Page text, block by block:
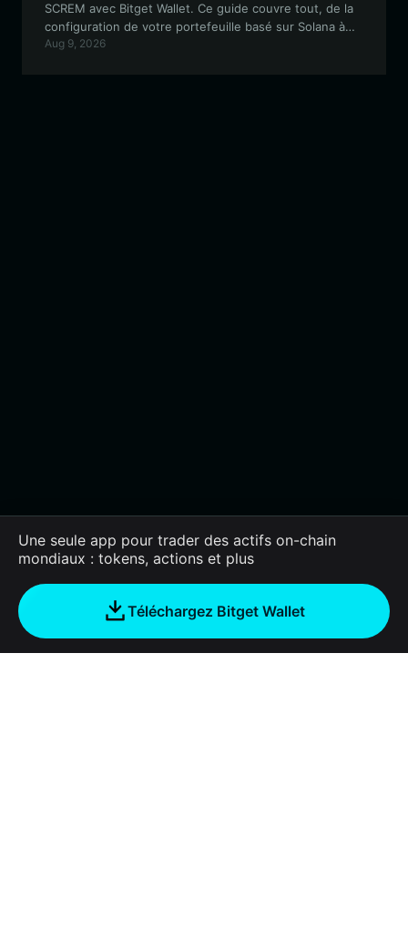
SCREM avec Bitget Wallet. Ce guide couvre tout, de la
configuration de votre portefeuille basé sur Solana à
l'exploration des fonctionnalités communautaires
Aug 9, 2026
Une seule app pour trader des actifs on-chain
mondiaux : tokens, actions et plus
Téléchargez Bitget Wallet